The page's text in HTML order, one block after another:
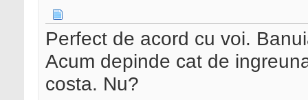
Perfect de acord cu voi.
Acum depinde cat de
costa. Nu?